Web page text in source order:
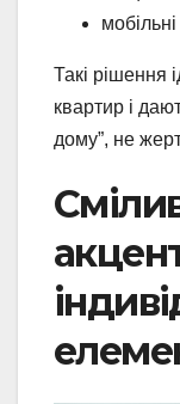
Такі рішення
квартир і
дому”, не